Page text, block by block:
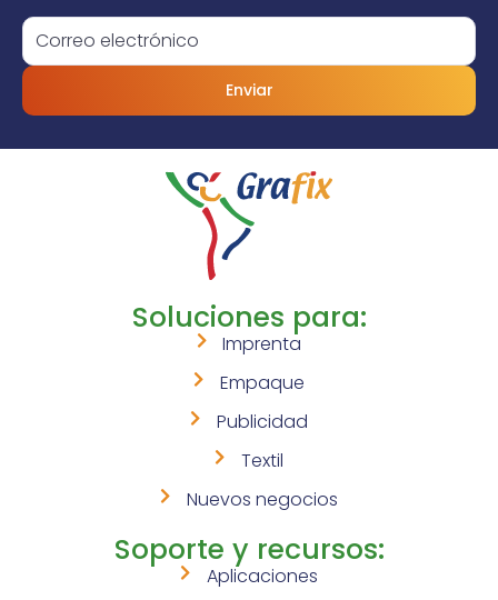
Enviar
Soluciones para:
Imprenta
Empaque
Publicidad
Textil
Nuevos negocios
Soporte y recursos:
Aplicaciones